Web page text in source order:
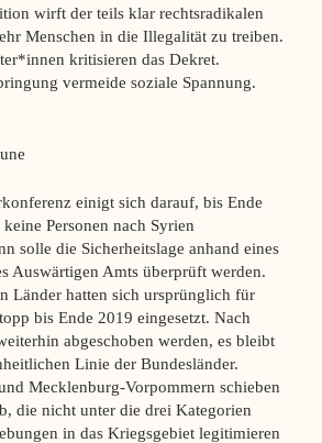
wirft der teils klar rechtsradikalen
Menschen in die Illegalität zu treiben.
kritisieren das Dekret.
vermeide soziale Spannung.
einigt sich darauf, bis Ende
Personen nach Syrien
solle die Sicherheitslage anhand eines
Auswärtigen Amts überprüft werden.
Länder hatten sich ursprünglich für
bis Ende 2019 eingesetzt. Nach
abgeschoben werden, es bleibt
Linie der Bundesländer.
Mecklenburg-Vorpommern schieben
die nicht unter die drei Kategorien
in das Kriegsgebiet legitimieren